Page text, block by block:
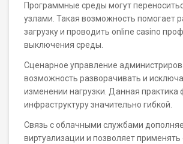
Программные среды могут
узлами. Такая возможность помогает
загрузку и проводить online casino
выключения среды.
Сценарное управление
возможность разворачивать и
изменении нагрузки. Данная практика
инфраструктуру значительно гибкой.
Связь с облачными службами
виртуализации и позволяет